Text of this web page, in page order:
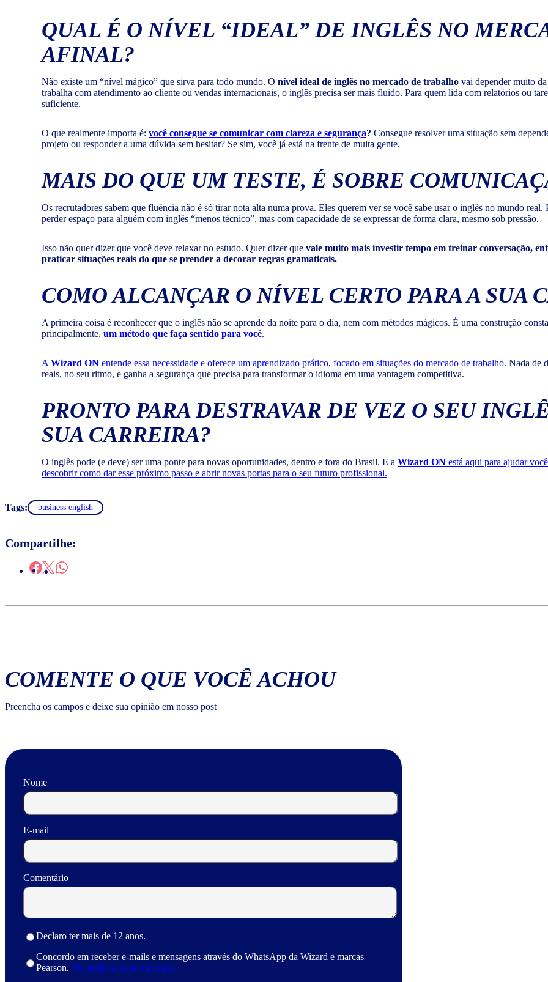
QUAL É O NÍVEL “IDEAL” DE INGLÊS NO
AFINAL?
Não existe um “nível mágico” que sirva para todo mundo. O nível ideal de inglês no mercado de trabalho vai depender muito
trabalha com atendimento ao cliente ou vendas internacionais, o inglês precisa ser mais fluido. Para quem lida com relatórios ou
suficiente.
O que realmente importa é: você consegue se comunicar com clareza e segurança? Consegue resolver uma situação sem
projeto ou responder a uma dúvida sem hesitar? Se sim, você já está na frente de muita gente.
MAIS DO QUE UM TESTE, É SOBRE
Os recrutadores sabem que fluência não é só tirar nota alta numa prova. Eles querem ver se você sabe usar o inglês no mundo real.
perder espaço para alguém com inglês “menos técnico”, mas com capacidade de se expressar de forma clara, mesmo sob pressão.
Isso não quer dizer que você deve relaxar no estudo. Quer dizer que vale muito mais investir tempo em treinar conversação,
praticar situações reais do que se prender a decorar regras gramaticais.
COMO ALCANÇAR O NÍVEL CERTO PARA A SUA
A primeira coisa é reconhecer que o inglês não se aprende da noite para o dia, nem com métodos mágicos. É uma construção
principalmente, um método que faça sentido para você.
A Wizard ON entende essa necessidade e oferece um aprendizado prático, focado em situações do mercado de trabalho. Nada de
reais, no seu ritmo, e ganha a segurança que precisa para transformar o idioma em uma vantagem competitiva.
PRONTO PARA DESTRAVAR DE VEZ O SEU
SUA CARREIRA?
O inglês pode (e deve) ser uma ponte para novas oportunidades, dentro e fora do Brasil. E a Wizard ON está aqui para ajudar
descobrir como dar esse próximo passo e abrir novas portas para o seu futuro profissional.
Tags: business english
Compartilhe:
COMENTE O QUE VOCÊ ACHOU
Preencha os campos e deixe sua opinião em nosso post
Nome
E-mail
Comentário
Declaro ter mais de 12 anos.
Concordo em receber e-mails e mensagens através do WhatsApp da Wizard e marcas
Pearson. Ver política de privacidade.